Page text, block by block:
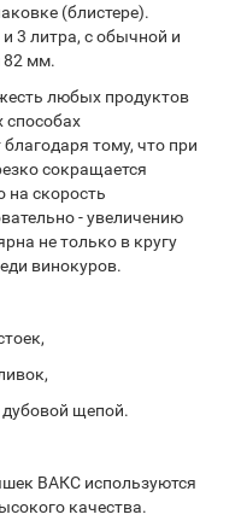
(блистере).
3 литра, с обычной и
82 мм.
любых продуктов
тому, что при
сокращается
на скорость
- увеличению
не только в кругу
винокуров.
щепой.
ВАКС используются
качества.